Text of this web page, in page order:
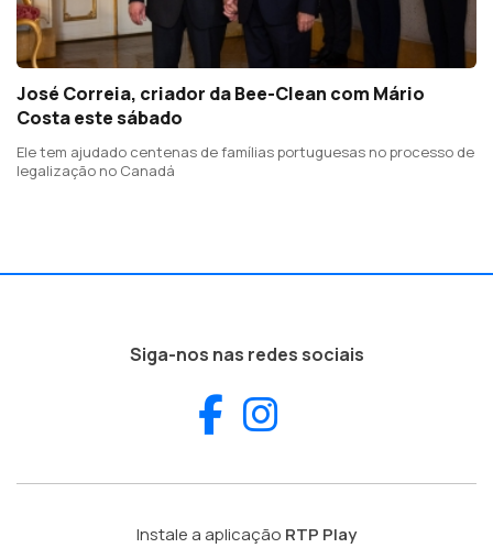
José Correia, criador da Bee-Clean com Mário
Costa este sábado
Ele tem ajudado centenas de famílias portuguesas no processo de
legalização no Canadá
Siga-nos nas redes sociais
Facebook
Instale a aplicação RTP Play